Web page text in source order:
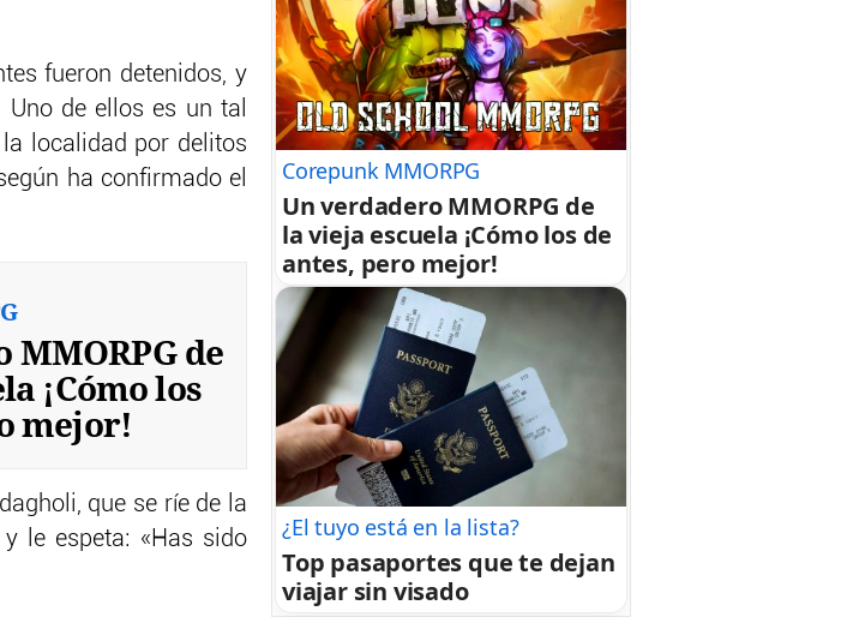
fueron detenidos, y
de ellos es un tal
localidad por delitos
ha confirmado el
de
¡Cómo los
mejor!
que se ríe de la
le espeta: «Has sido
Corepunk MMORPG
Un verdadero MMORPG de
la vieja escuela ¡Cómo los de
antes, pero mejor!
¿El tuyo está en la lista?
Top pasaportes que te dejan
viajar sin visado